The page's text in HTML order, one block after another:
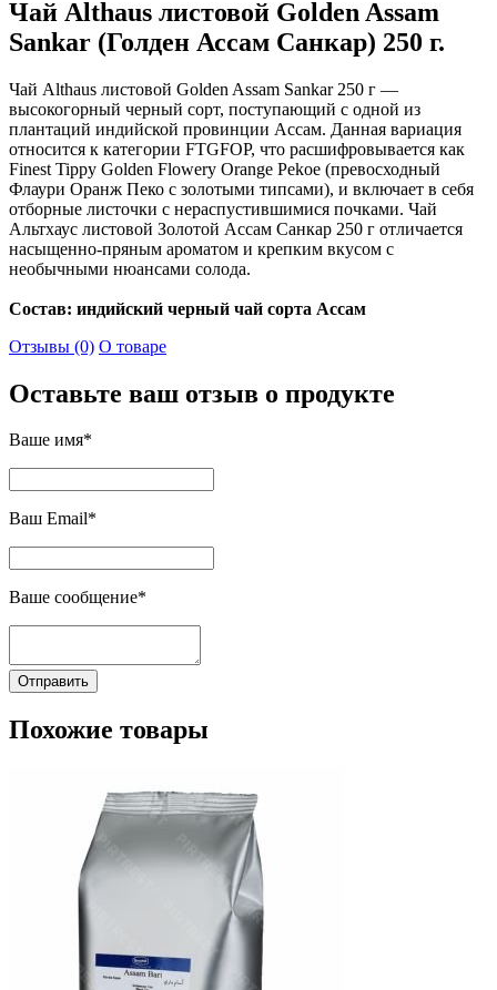
Чай Althaus листовой Golden Assam
Sankar (Голден Ассам Санкар) 250 г.
Чай Althaus листовой Golden Assam Sankar 250 г —
высокогорный черный сорт, поступающий с одной из
плантаций индийской провинции Ассам. Данная вариация
относится к категории FTGFOP, что расшифровывается как
Finest Tippy Golden Flowery Orange Pekoe (превосходный
Флаури Оранж Пеко с золотыми типсами), и включает в себя
отборные листочки с нераспустившимися почками. Чай
Альтхаус листовой Золотой Ассам Санкар 250 г отличается
насыщенно-пряным ароматом и крепким вкусом с
необычными нюансами солода.
Состав: индийский черный чай сорта Ассам
Отзывы (0) О товаре
Оставьте ваш отзыв о продукте
Ваше имя*
Ваш Email*
Ваше сообщение*
Отправить
Похожие товары